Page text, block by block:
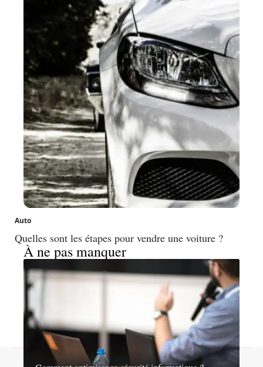
Auto
Quelles sont les étapes pour vendre une voiture ?
À ne pas manquer
Mentions légales Sitemap